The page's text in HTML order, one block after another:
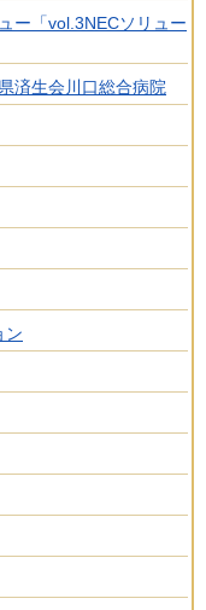
ー「vol.3NECソリュー
済生会川口総合病院
ン